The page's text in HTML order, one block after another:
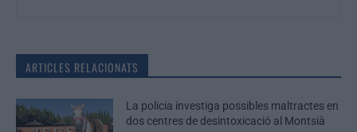
ARTICLES RELACIONATS
La policia investiga possibles maltractes en
dos centres de desintoxicació al Montsià